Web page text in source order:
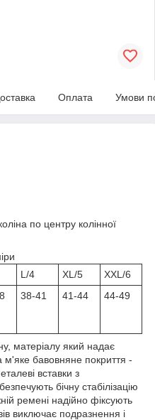
Оплата Умови
по центру колінної
L/4 XL/5
XXL/6
38-41 41-44 44-49
матеріалу який надає
м'яке бавовняне покриття -
вставки з
бічну стабілізацію
ремені надійно фіксують
виключає подразнення і